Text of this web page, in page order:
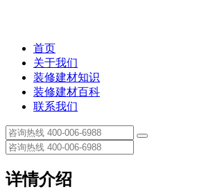
首页
关于我们
装修建材知识
装修建材百科
联系我们
详情介绍